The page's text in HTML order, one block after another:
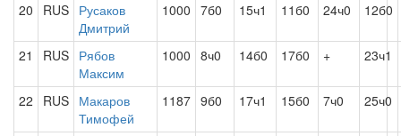
20 RUS Русаков
Дмитрий
1000 7б0 15ч1 11б0 24ч0 12б0
21 RUS Рябов
Максим
1000 8ч0 14б0 17б0 + 23ч1
22 RUS Макаров
Тимофей
1187 9б0 17ч1 15б0 7ч0 25ч0